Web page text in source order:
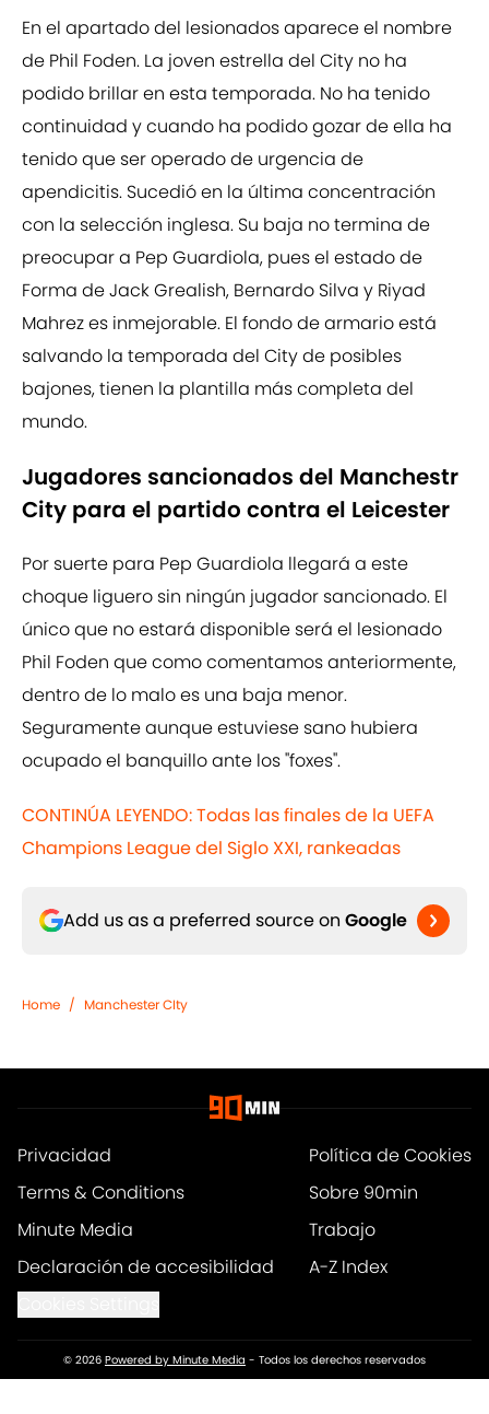
En el apartado del lesionados aparece el nombre
de Phil Foden. La joven estrella del City no ha
podido brillar en esta temporada. No ha tenido
continuidad y cuando ha podido gozar de ella ha
tenido que ser operado de urgencia de
apendicitis. Sucedió en la última concentración
con la selección inglesa. Su baja no termina de
preocupar a Pep Guardiola, pues el estado de
Forma de Jack Grealish, Bernardo Silva y Riyad
Mahrez es inmejorable. El fondo de armario está
salvando la temporada del City de posibles
bajones, tienen la plantilla más completa del
mundo.
Jugadores sancionados del Manchestr
City para el partido contra el Leicester
Por suerte para Pep Guardiola llegará a este
choque liguero sin ningún jugador sancionado. El
único que no estará disponible será el lesionado
Phil Foden que como comentamos anteriormente,
dentro de lo malo es una baja menor.
Seguramente aunque estuviese sano hubiera
ocupado el banquillo ante los ''foxes''.
CONTINÚA LEYENDO: Todas las finales de la UEFA
Champions League del Siglo XXI, rankeadas
Add us as a preferred source on Google
Home / Manchester CIty
Privacidad
Política de Cookies
Terms & Conditions
Sobre 90min
Minute Media
Trabajo
Declaración de accesibilidad
A-Z Index
© 2026 Powered by Minute Media - Todos los derechos reservados